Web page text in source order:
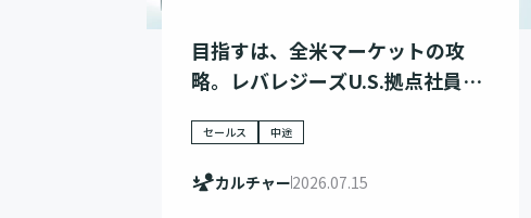
目指すは、全米マーケットの攻
略。レバレジーズU.S.拠点社員の
セールス 中途
カルチャー2026.07.15